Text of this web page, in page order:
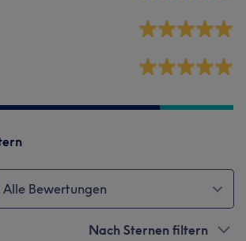
Alle Bewertungen
Nach Sternen filtern